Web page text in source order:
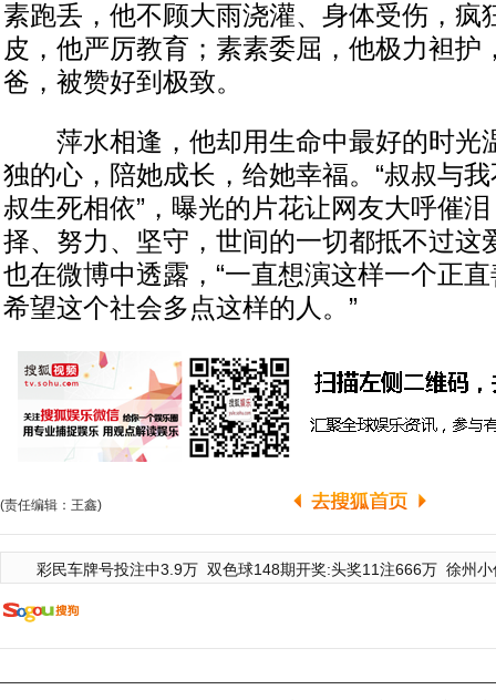
素跑丢，他不顾大雨浇灌、身体受伤，疯
皮，他严厉教育；素素委屈，他极力袒护
爸，被赞好到极致。
萍水相逢，他却用生命中最好的时光
独的心，陪她成长，给她幸福。“叔叔与
叔生死相依”，曝光的片花让网友大呼催
择、努力、坚守，世间的一切都抵不过这
也在微博中透露，“一直想演这样一个正
希望这个社会多点这样的人。”
(责任编辑：王鑫)
彩民车牌号投注中3.9万 双色球148期开奖:头奖11注666万 徐州